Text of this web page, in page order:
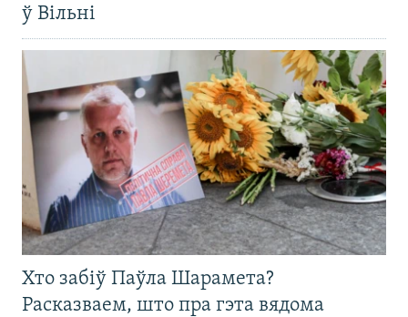
ў Вільні
Хто забіў Паўла Шарамета?
Расказваем, што пра гэта вядома